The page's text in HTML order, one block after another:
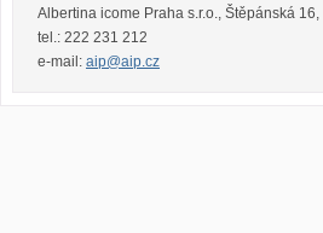
Albertina icome Praha s.r.o. Štěpánská 16
tel.: 222 231 212
e-mail: aip@aip.cz